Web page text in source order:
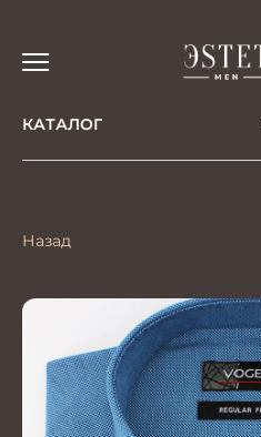
КАТАЛОГ
Назад